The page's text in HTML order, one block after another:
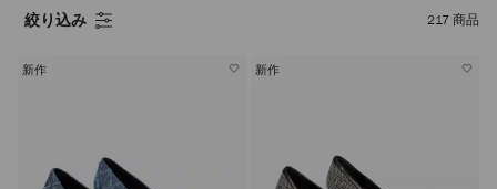
絞り込み 217商品
新作 新作